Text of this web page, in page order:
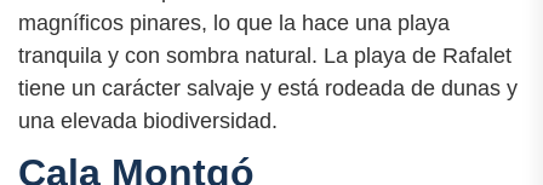
magníficos pinares, lo que la hace una playa
tranquila y con sombra natural. La playa de Rafalet
tiene un carácter salvaje y está rodeada de dunas y
una elevada biodiversidad.
Cala Montgó